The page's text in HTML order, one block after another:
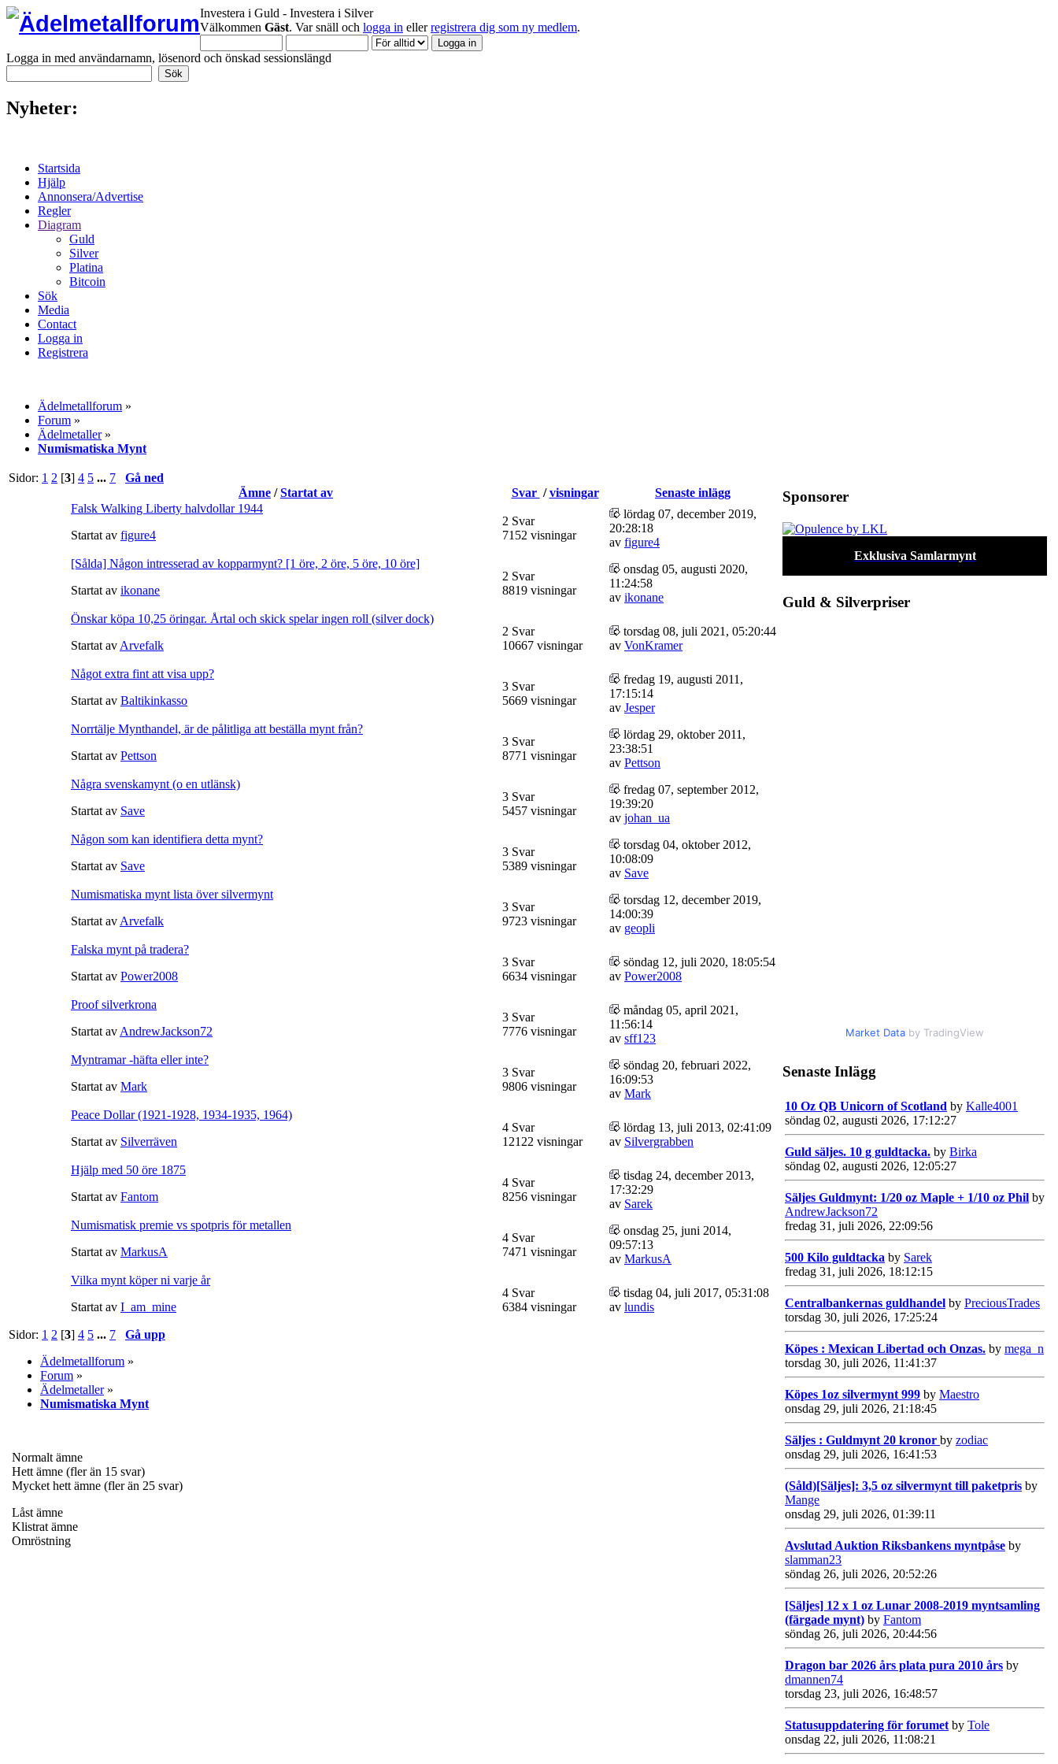
Investera i Guld - Investera i Silver
Välkommen Gäst. Var snäll och logga in ellerregistrera dig som ny medlem.
Logga in med användarnamn, lösenord och önskad sessionslängd
Nyheter:
Startsida
Hjälp
Annonsera/Advertise
Regler
Diagram
Guld
Silver
Platina
Bitcoin
Sök
Media
Contact
Logga in
Registrera
Ädelmetallforum »
Forum »
Ädelmetaller»
Numismatiska Mynt
Sidor: 1 2 [3] 4 5 ... 7
Gå ned
Ämne /Startat av Svar /visningar
Senaste inlägg
Falsk Walking Liberty halvdollar 1944
Startat av figure4
2 Svar
7152 visningar
lördag 07, december 2019,
20:28:18
av figure4
[Sålda] Någon intresserad av kopparmynt? [1 öre, 2 öre, 5 öre, 10 öre]
Startat av ikonane
2 Svar
8819 visningar
onsdag 05, augusti 2020,
11:24:58
av ikonane
Önskar köpa 10,25 öringar. Årtal och skick spelar ingen roll (silver dock)
Startat av Arvefalk
2 Svar
10667 visningar
torsdag 08, juli 2021, 05:20:44
av VonKramer
Något extra fint att visa upp?
Startat av Baltikinkasso
3 Svar
5669 visningar
fredag 19, augusti 2011,
17:15:14
av Jesper
Norrtälje Mynthandel, är de pålitliga att beställa mynt från?
Startat av Pettson
3 Svar
8771 visningar
lördag 29, oktober 2011,
23:38:51
av Pettson
Några svenskamynt (o en utlänsk)
Startat av Save
3 Svar
5457 visningar
fredag 07, september 2012,
19:39:20
av johan_ua
Någon som kan identifiera detta mynt?
Startat av Save
3 Svar
5389 visningar
torsdag 04, oktober 2012,
10:08:09
av Save
Numismatiska mynt lista över silvermynt
Startat av Arvefalk
3 Svar
9723 visningar
torsdag 12, december 2019,
14:00:39
av geopli
Falska mynt på tradera?
Startat av Power2008
3 Svar
6634 visningar
söndag 12, juli 2020, 18:05:54
av Power2008
Proof silverkrona
Startat av AndrewJackson72
3 Svar
7776 visningar
måndag 05, april 2021,
11:56:14
av sff123
Myntramar -häfta eller inte?
Startat av Mark
3 Svar
9806 visningar
söndag 20, februari 2022,
16:09:53
av Mark
Peace Dollar (1921-1928, 1934-1935, 1964)
Startat av Silverräven
4 Svar
12122 visningar
lördag 13, juli 2013, 02:41:09
av Silvergrabben
Hjälp med 50 öre 1875
Startat av Fantom
4 Svar
8256 visningar
tisdag 24, december 2013,
17:32:29
av Sarek
Numismatisk premie vs spotpris för metallen
Startat av MarkusA
4 Svar
7471 visningar
onsdag 25, juni 2014,
09:57:13
av MarkusA
Vilka mynt köper ni varje år
Startat av I_am_mine
4 Svar
6384 visningar
tisdag 04, juli 2017, 05:31:08
av lundis
Sidor: 1 2 [3] 4 5 ... 7
Gå upp
Ädelmetallforum »
Forum »
Ädelmetaller»
Numismatiska Mynt
Normalt ämne
Hett ämne (fler än 15 svar)
Mycket hett ämne (fler än 25 svar)
Låst ämne
Klistrat ämne
Omröstning
Sponsorer
Exklusiva Samlarmynt
Guld & Silverpriser
Market Data by TradingView
Senaste Inlägg
10 Oz QB Unicorn of Scotland by Kalle4001
söndag 02, augusti 2026, 17:12:27
Guld säljes. 10 g guldtacka. by Birka
söndag 02, augusti 2026, 12:05:27
Säljes Guldmynt: 1/20 oz Maple + 1/10 oz Phil by
AndrewJackson72
fredag 31, juli 2026, 22:09:56
500 Kilo guldtacka by Sarek
fredag 31, juli 2026, 18:12:15
Centralbankernas guldhandel by PreciousTrades
torsdag 30, juli 2026, 17:25:24
Köpes : Mexican Libertad och Onzas. by mega_n
torsdag 30, juli 2026, 11:41:37
Köpes 1oz silvermynt 999 by Maestro
onsdag 29, juli 2026, 21:18:45
Säljes : Guldmynt 20 kronor by zodiac
onsdag 29, juli 2026, 16:41:53
(Såld)[Säljes]: 3,5 oz silvermynt till paketpris by
Mange
onsdag 29, juli 2026, 01:39:11
Avslutad Auktion Riksbankens myntpåse by
slamman23
söndag 26, juli 2026, 20:52:26
[Säljes] 12 x 1 oz Lunar 2008-2019 myntsamling
(färgade mynt) by Fantom
söndag 26, juli 2026, 20:44:56
Dragon bar 2026 års plata pura 2010 års by
dmannen74
torsdag 23, juli 2026, 16:48:57
Statusuppdatering för forumet by Tole
onsdag 22, juli 2026, 11:08:21